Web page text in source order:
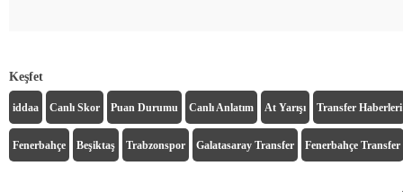
Keşfet
iddaa Canlı Skor Puan Durumu Canlı Anlatım At Yarışı Transfer Haberleri
Fenerbahçe Beşiktaş Trabzonspor Galatasaray Transfer Fenerbahçe Transfer